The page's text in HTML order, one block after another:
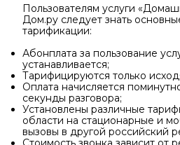
Пользователям услуги
Дом.ру следует знать
тарификации:
Абонплата за пользование
устанавливается;
Тарифицируются только
Оплата начисляется
секунды разговора;
Установлены различные
области на стационарные и
вызовы в другой российский